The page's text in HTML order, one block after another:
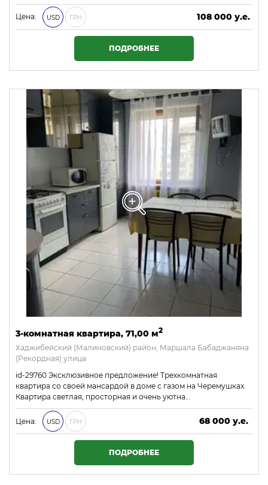
Цена: USD ГРН
108 000 у.е.
4 644 000 ₴
ПОДРОБНЕЕ
3-комнатная квартира, 71,00 м2
Хаджибейский (Малиновский) район, Маршала Бабаджаняна
(Рекордная) улица
id-29760 Эксклюзивное предложение! Трехкомнатная
квартира со своей мансардой в доме с газом на Черемушках.
Квартира светлая, просторная и очень уютна…
Цена: USD ГРН
68 000 у.е.
2 924 000 ₴
ПОДРОБНЕЕ